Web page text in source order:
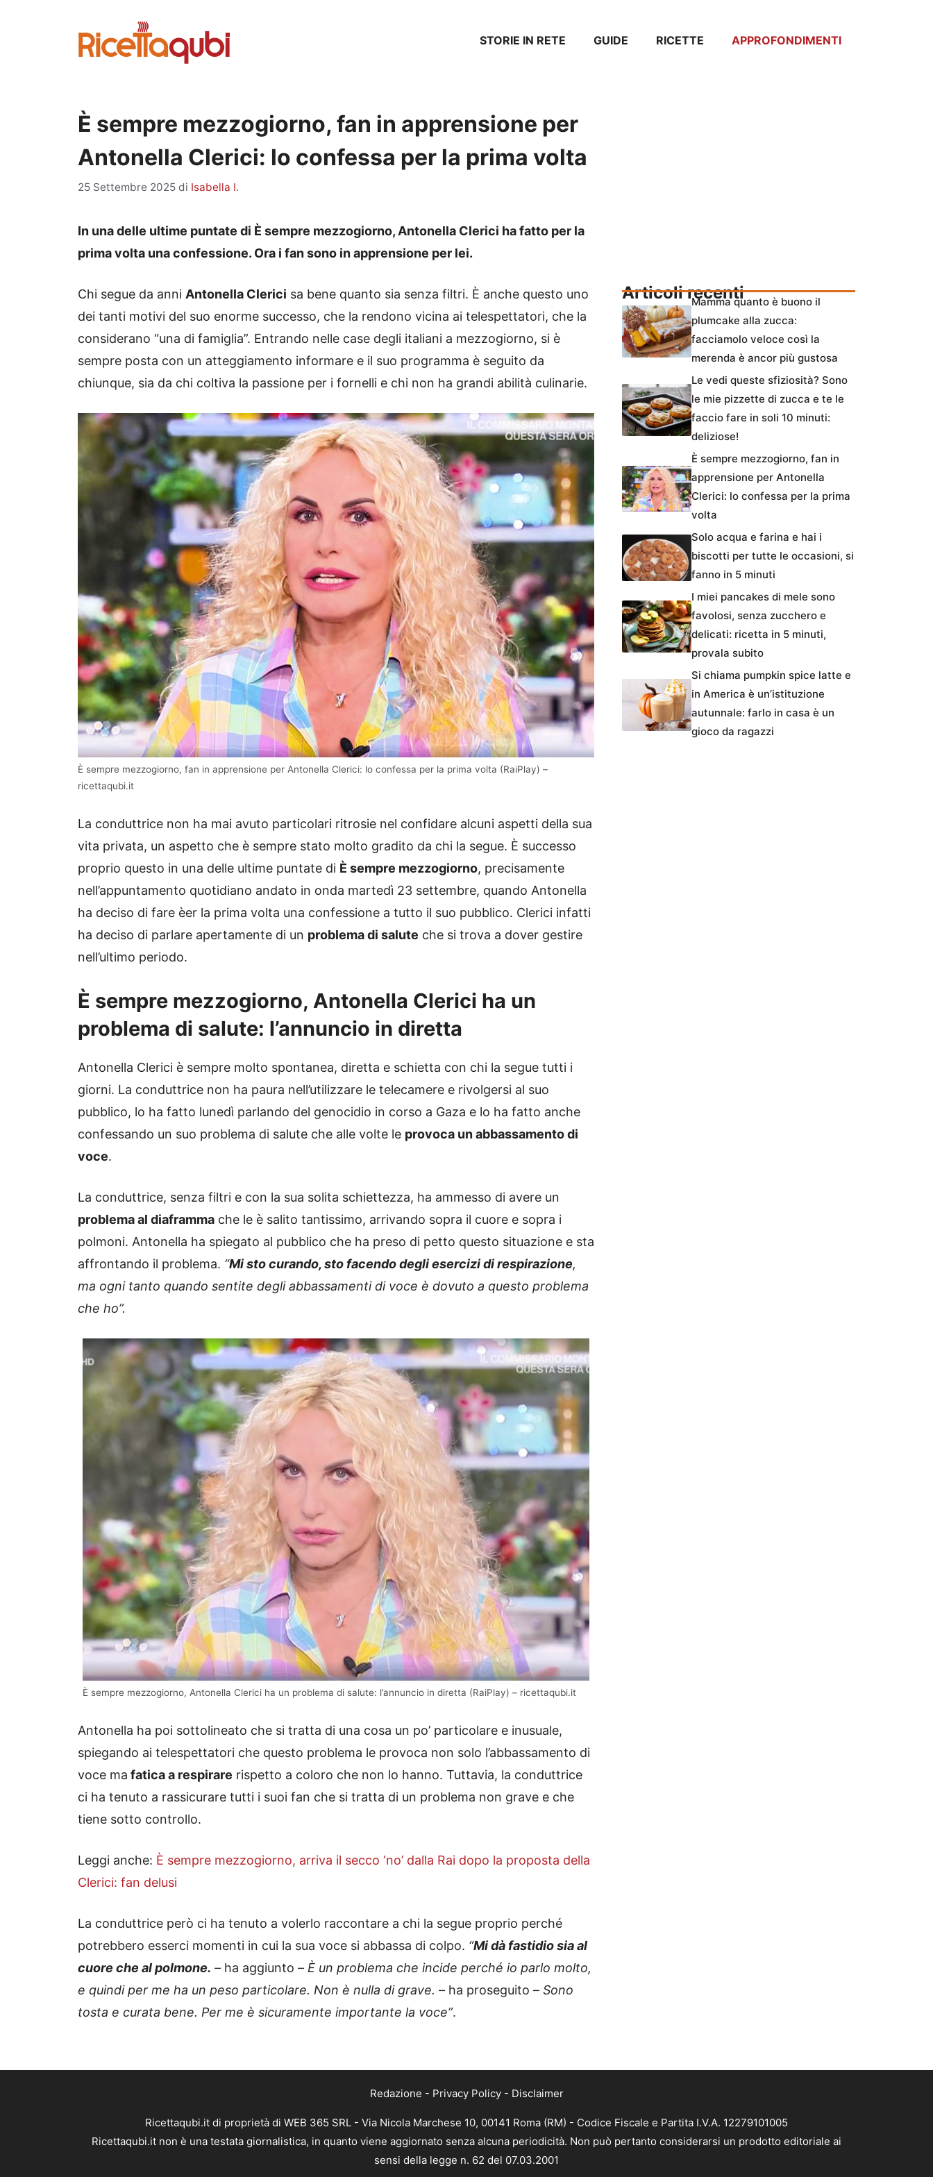
STORIE IN RETE GUIDE RICETTE APPROFONDIMENTI
È sempre mezzogiorno, fan in apprensione per
Antonella Clerici: lo confessa per la prima volta
25 Settembre 2025 di Isabella I.
In una delle ultime puntate di È sempre mezzogiorno, Antonella Clerici ha fatto per la
prima volta una confessione. Ora i fan sono in apprensione per lei.
Chi segue da anni Antonella Clerici sa bene quanto sia senza filtri. È anche questo uno
dei tanti motivi del suo enorme successo, che la rendono vicina ai telespettatori, che la
considerano “una di famiglia”. Entrando nelle case degli italiani a mezzogiorno, si è
sempre posta con un atteggiamento informare e il suo programma è seguito da
chiunque, sia da chi coltiva la passione per i fornelli e chi non ha grandi abilità culinarie.
È sempre mezzogiorno, fan in apprensione per Antonella Clerici: lo confessa per la prima volta (RaiPlay) –
ricettaqubi.it
La conduttrice non ha mai avuto particolari ritrosie nel confidare alcuni aspetti della sua
vita privata, un aspetto che è sempre stato molto gradito da chi la segue. È successo
proprio questo in una delle ultime puntate di È sempre mezzogiorno, precisamente
nell’appuntamento quotidiano andato in onda martedì 23 settembre, quando Antonella
ha deciso di fare èer la prima volta una confessione a tutto il suo pubblico. Clerici infatti
ha deciso di parlare apertamente di un problema di salute che si trova a dover gestire
nell’ultimo periodo.
È sempre mezzogiorno, Antonella Clerici ha un
problema di salute: l’annuncio in diretta
Antonella Clerici è sempre molto spontanea, diretta e schietta con chi la segue tutti i
giorni. La conduttrice non ha paura nell’utilizzare le telecamere e rivolgersi al suo
pubblico, lo ha fatto lunedì parlando del genocidio in corso a Gaza e lo ha fatto anche
confessando un suo problema di salute che alle volte le provoca un abbassamento di
voce.
La conduttrice, senza filtri e con la sua solita schiettezza, ha ammesso di avere un
problema al diaframma che le è salito tantissimo, arrivando sopra il cuore e sopra i
polmoni. Antonella ha spiegato al pubblico che ha preso di petto questo situazione e sta
affrontando il problema. “Mi sto curando, sto facendo degli esercizi di respirazione,
ma ogni tanto quando sentite degli abbassamenti di voce è dovuto a questo problema
che ho”.
È sempre mezzogiorno, Antonella Clerici ha un problema di salute: l’annuncio in diretta (RaiPlay) – ricettaqubi.it
Antonella ha poi sottolineato che si tratta di una cosa un po’ particolare e inusuale,
spiegando ai telespettatori che questo problema le provoca non solo l’abbassamento di
voce ma fatica a respirare rispetto a coloro che non lo hanno. Tuttavia, la conduttrice
ci ha tenuto a rassicurare tutti i suoi fan che si tratta di un problema non grave e che
tiene sotto controllo.
Leggi anche: È sempre mezzogiorno, arriva il secco ‘no’ dalla Rai dopo la proposta della
Clerici: fan delusi
La conduttrice però ci ha tenuto a volerlo raccontare a chi la segue proprio perché
potrebbero esserci momenti in cui la sua voce si abbassa di colpo. “Mi dà fastidio sia al
cuore che al polmone. – ha aggiunto – È un problema che incide perché io parlo molto,
e quindi per me ha un peso particolare. Non è nulla di grave. – ha proseguito – Sono
tosta e curata bene. Per me è sicuramente importante la voce”.
Articoli recentiMamma quanto è buono il
plumcake alla zucca:
facciamolo veloce così la
merenda è ancor più gustosa
Le vedi queste sfiziosità? Sono
le mie pizzette di zucca e te le
faccio fare in soli 10 minuti:
deliziose!
È sempre mezzogiorno, fan in
apprensione per Antonella
Clerici: lo confessa per la prima
volta
Solo acqua e farina e hai i
biscotti per tutte le occasioni, si
fanno in 5 minuti
I miei pancakes di mele sono
favolosi, senza zucchero e
delicati: ricetta in 5 minuti,
provala subito
Si chiama pumpkin spice latte e
in America è un’istituzione
autunnale: farlo in casa è un
gioco da ragazzi
Redazione - Privacy Policy- Disclaimer
Ricettaqubi.it di proprietà di WEB 365 SRL - Via Nicola Marchese 10, 00141 Roma (RM) - Codice Fiscale e Partita I.V.A. 12279101005
Ricettaqubi.it non è una testata giornalistica, in quanto viene aggiornato senza alcuna periodicità. Non può pertanto considerarsi un prodotto editoriale ai
sensi della legge n. 62 del 07.03.2001